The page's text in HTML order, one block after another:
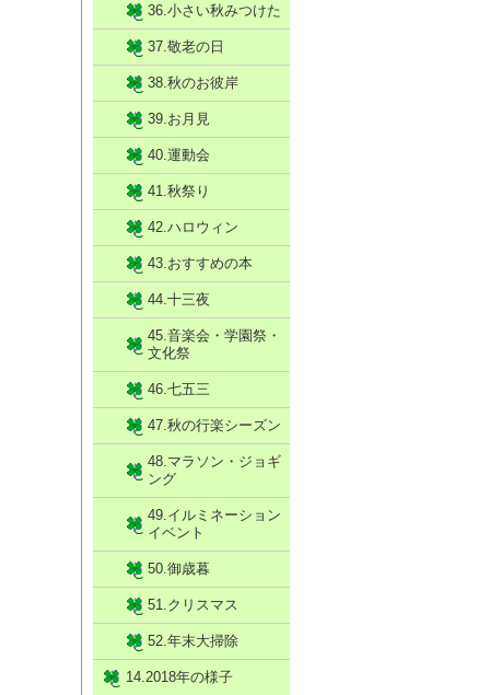
36.小さい秋みつけた
37.敬老の日
38.秋のお彼岸
39.お月見
40.運動会
41.秋祭り
42.ハロウィン
43.おすすめの本
44.十三夜
45.音楽会・学園祭・
文化祭
46.七五三
47.秋の行楽シーズン
48.マラソン・ジョギ
ング
49.イルミネーション
イベント
50.御歳暮
51.クリスマス
52.年末大掃除
14.2018年の様子